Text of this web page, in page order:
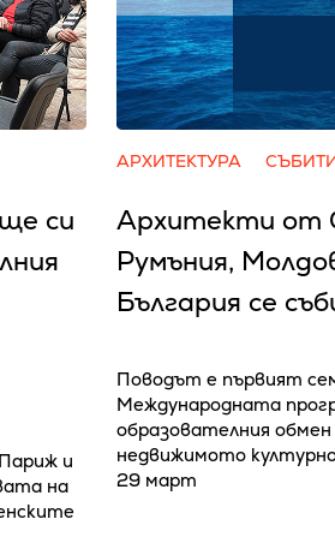
си
и
на
АРХИТЕКТУРА
Архитекти от
Румъния,
България се
Поводът е първият
Международната
образователния
недвижимото
29 март